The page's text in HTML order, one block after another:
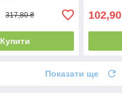
317,80 ₴
Купити
102,90
Показати ще